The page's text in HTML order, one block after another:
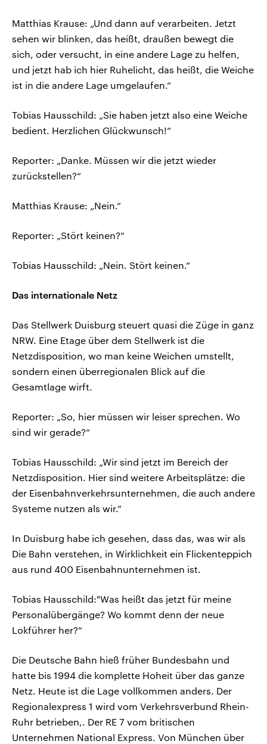
Matthias Krause: „Und dann auf verarbeiten. Jetzt
sehen wir blinken, das heißt, draußen bewegt die
sich, oder versucht, in eine andere Lage zu helfen,
und jetzt hab ich hier Ruhelicht, das heißt, die Weiche
ist in die andere Lage umgelaufen.“
Tobias Hausschild: „Sie haben jetzt also eine Weiche
bedient. Herzlichen Glückwunsch!“
Reporter: „Danke. Müssen wir die jetzt wieder
zurückstellen?“
Matthias Krause: „Nein.“
Reporter: „Stört keinen?“
Tobias Hausschild: „Nein. Stört keinen.“
Das internationale Netz
Das Stellwerk Duisburg steuert quasi die Züge in ganz
NRW. Eine Etage über dem Stellwerk ist die
Netzdisposition, wo man keine Weichen umstellt,
sondern einen überregionalen Blick auf die
Gesamtlage wirft.
Reporter: „So, hier müssen wir leiser sprechen. Wo
sind wir gerade?“
Tobias Hausschild: „Wir sind jetzt im Bereich der
Netzdisposition. Hier sind weitere Arbeitsplätze: die
der Eisenbahnverkehrsunternehmen, die auch andere
Systeme nutzen als wir.“
In Duisburg habe ich gesehen, dass das, was wir als
Die Bahn verstehen, in Wirklichkeit ein Flickenteppich
aus rund 400 Eisenbahnunternehmen ist.
Tobias Hausschild:"Was heißt das jetzt für meine
Personalübergänge? Wo kommt denn der neue
Lokführer her?“
Die Deutsche Bahn hieß früher Bundesbahn und
hatte bis 1994 die komplette Hoheit über das ganze
Netz. Heute ist die Lage vollkommen anders. Der
Regionalexpress 1 wird vom Verkehrsverbund Rhein-
Ruhr betrieben,. Der RE 7 vom britischen
Unternehmen National Express. Von München über